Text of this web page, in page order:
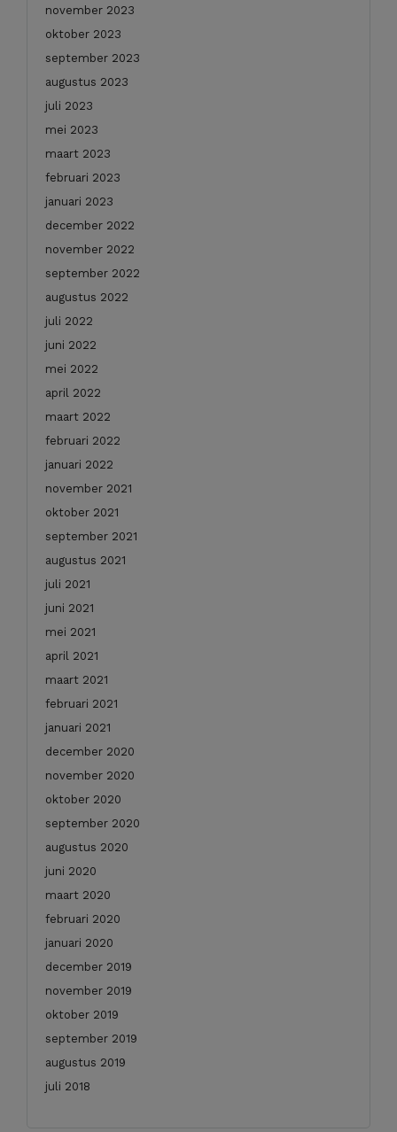
november 2023
oktober 2023
september 2023
augustus 2023
juli 2023
mei 2023
maart 2023
februari 2023
januari 2023
december 2022
november 2022
september 2022
augustus 2022
juli 2022
juni 2022
mei 2022
april 2022
maart 2022
februari 2022
januari 2022
november 2021
oktober 2021
september 2021
augustus 2021
juli 2021
juni 2021
mei 2021
april 2021
maart 2021
februari 2021
januari 2021
december 2020
november 2020
oktober 2020
september 2020
augustus 2020
juni 2020
maart 2020
februari 2020
januari 2020
december 2019
november 2019
oktober 2019
september 2019
augustus 2019
juli 2018